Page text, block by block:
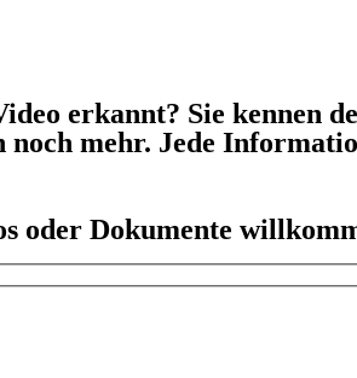
erkannt? Sie kennen
mehr. Jede
oder Dokumente